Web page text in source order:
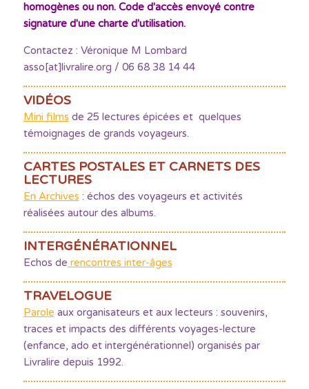
homogènes ou non. Code d'accès envoyé contre
signature d'une charte d'utilisation.
Contactez : Véronique M Lombard
asso[at]livralire.org / 06 68 38 14 44
VIDÉOS
Mini films de 25 lectures épicées et quelques
témoignages de grands voyageurs.
CARTES POSTALES ET CARNETS DES
LECTURES
En Archives : échos des voyageurs et activités
réalisées autour des albums.
INTERGÉNÉRATIONNEL
Echos de rencontres inter-âges
TRAVELOGUE
Parole aux organisateurs et aux lecteurs : souvenirs,
traces et impacts des différents voyages-lecture
(enfance, ado et intergénérationnel) organisés par
Livralire depuis 1992.